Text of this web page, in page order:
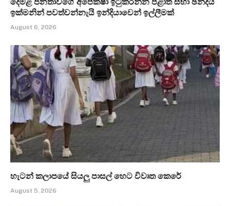
ඉක්මනින් පවත්වන්නැයි ඉන්දියාවෙන් ඉල්ලීමක්
August 6, 2026
හැටන් කලාපයේ සියලු පාසල් හෙට විවෘත කෙරේ
August 5, 2026